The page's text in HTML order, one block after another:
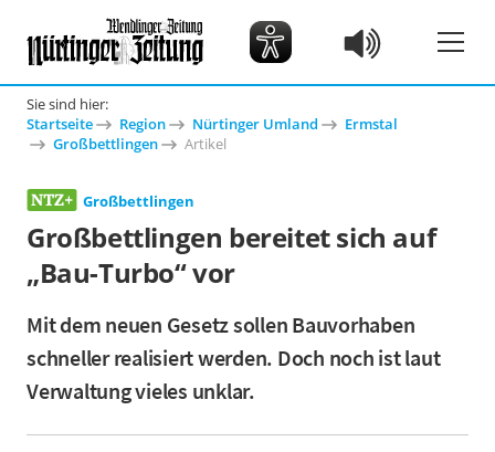
Sie sind hier:
Startseite
Region Nürtinger Umland
Ermstal
Großbettlingen
Artikel
Großbettlingen
Großbettlingen bereitet sich auf
„Bau-Turbo“ vor
Mit dem neuen Gesetz sollen Bauvorhaben
schneller realisiert werden. Doch noch ist laut
Verwaltung vieles unklar.